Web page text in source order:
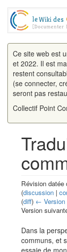
Ce site web est
et 2022. Il est
restent
(se connecter,
seront pas
Collectif Point
Révision datée
(discussion |
(diff) ← Version
Version
Dans la
communs, et